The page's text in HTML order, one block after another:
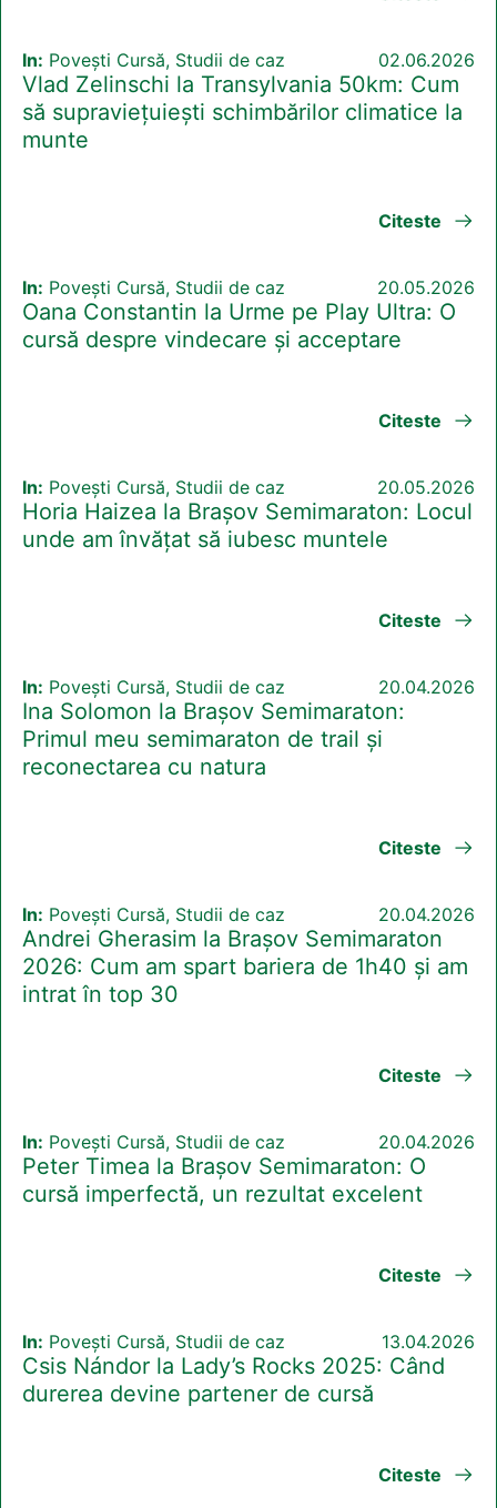
In: Povești Cursă, Studii de caz 02.06.2026
Vlad Zelinschi la Transylvania 50km: Cum
să supraviețuiești schimbărilor climatice la
munte
Citeste
In: Povești Cursă, Studii de caz 20.05.2026
Oana Constantin la Urme pe Play Ultra: O
cursă despre vindecare și acceptare
Citeste
In: Povești Cursă, Studii de caz 20.05.2026
Horia Haizea la Brașov Semimaraton: Locul
unde am învățat să iubesc muntele
Citeste
In: Povești Cursă, Studii de caz 20.04.2026
Ina Solomon la Brașov Semimaraton:
Primul meu semimaraton de trail și
reconectarea cu natura
Citeste
In: Povești Cursă, Studii de caz 20.04.2026
Andrei Gherasim la Brașov Semimaraton
2026: Cum am spart bariera de 1h40 și am
intrat în top 30
Citeste
In: Povești Cursă, Studii de caz 20.04.2026
Peter Timea la Brașov Semimaraton: O
cursă imperfectă, un rezultat excelent
Citeste
In: Povești Cursă, Studii de caz 13.04.2026
Csis Nándor la Lady’s Rocks 2025: Când
durerea devine partener de cursă
Citeste